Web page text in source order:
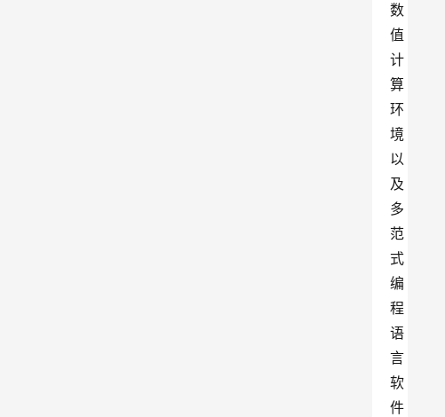
数
值
计
算
环
境
以
及
多
范
式
编
程
语
言
软
件